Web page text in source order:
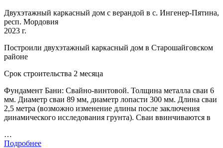
Двухэтажный каркасный дом с верандой в с. Ингенер-Пятина,
респ. Мордовия
2023 г.
Построили двухэтажный каркасный дом в Старошайговском
районе
Срок строительства 2 месяца
Фундамент Бани: Свайно-винтовой. Толщина металла сваи 6
мм. Диаметр сваи 89 мм, диаметр лопасти 300 мм. Длина сваи
2,5 метра (возможно изменение длины после заключения
динамического исследования грунта). Сваи ввинчиваются в
…
Подробнее